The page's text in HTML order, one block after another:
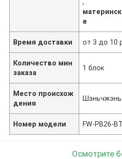
,
e
Время доставки от 3 до 10
Количество мин
заказа
1 блок
Место происхож
дения
Шэньчжэнь
Номер модели FW-PB26-
Осмотрите